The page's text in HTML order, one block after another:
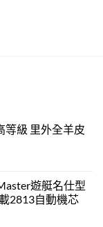
等級 里外全羊皮
遊艇名仕型
2813自動機芯